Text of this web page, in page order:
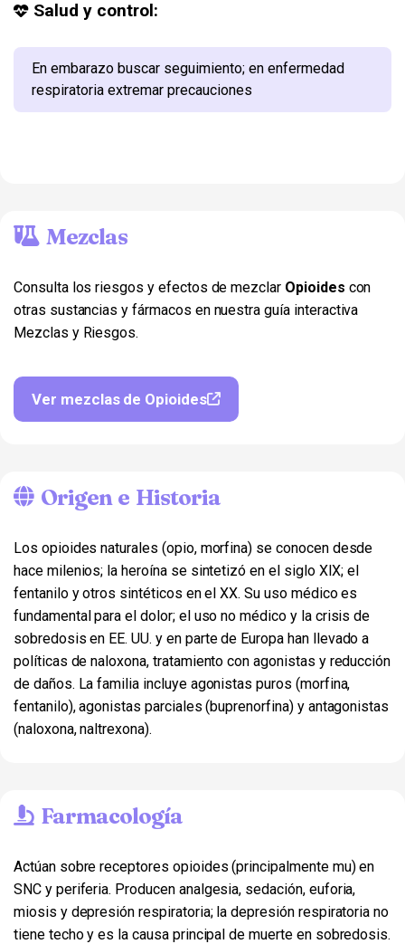
Salud y control:
En embarazo buscar seguimiento; en enfermedad
respiratoria extremar precauciones
Mezclas
Consulta los riesgos y efectos de mezclar Opioides con
otras sustancias y fármacos en nuestra guía interactiva
Mezclas y Riesgos.
Ver mezclas de Opioides
Origen e Historia
Los opioides naturales (opio, morfina) se conocen desde
hace milenios; la heroína se sintetizó en el siglo XIX; el
fentanilo y otros sintéticos en el XX. Su uso médico es
fundamental para el dolor; el uso no médico y la crisis de
sobredosis en EE. UU. y en parte de Europa han llevado a
políticas de naloxona, tratamiento con agonistas y reducción
de daños. La familia incluye agonistas puros (morfina,
fentanilo), agonistas parciales (buprenorfina) y antagonistas
(naloxona, naltrexona).
Farmacología
Actúan sobre receptores opioides (principalmente mu) en
SNC y periferia. Producen analgesia, sedación, euforia,
miosis y depresión respiratoria; la depresión respiratoria no
tiene techo y es la causa principal de muerte en sobredosis.